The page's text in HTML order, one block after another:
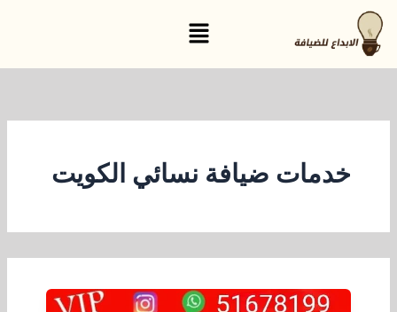
تخطي
إلى
المحتوى
القائمة
خدمات ضيافة نسائي الكويت